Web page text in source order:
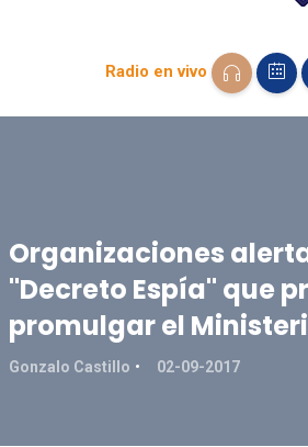
Radio en vivo
Organizaciones
"Decreto Espía" que
promulgar el
Gonzalo Castillo 02-09-2017